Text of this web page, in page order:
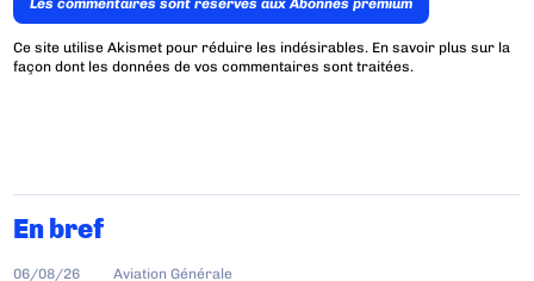
Les commentaires sont reservés aux Abonnés premium
Ce site utilise Akismet pour réduire les indésirables. En savoir plus sur la
façon dont les données de vos commentaires sont traitées.
En bref
06/08/26 Aviation Générale